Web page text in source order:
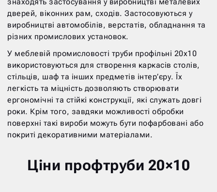
знаходять застосування у виробництві металевих
дверей, віконних рам, сходів. Застосовуються у
виробництві автомобілів, верстатів, обладнання та
різних промислових установок.
У меблевій промисловості труби профільні 20х10
використовуються для створення каркасів столів,
стільців, шаф та інших предметів інтер’єру. Їх
легкість та міцність дозволяють створювати
ергономічні та стійкі конструкції, які служать довгі
роки. Крім того, завдяки можливості обробки
поверхні такі вироби можуть бути пофарбовані або
покриті декоративними матеріалами.
Ціни профтруби 20×10